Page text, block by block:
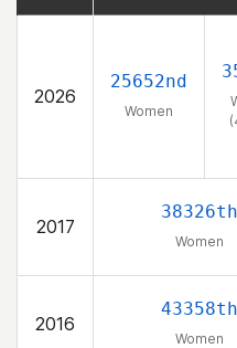
2026
25652nd
Women
2017
38326th
Women
2016
43358th
Women